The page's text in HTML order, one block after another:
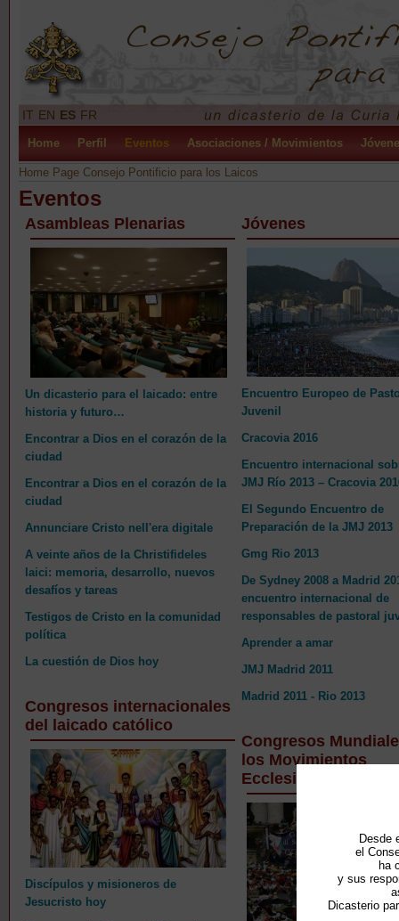
IT EN ES FR
Home Perfil Eventos Asociaciones / Movimientos
Home Page Consejo Pontificio para los Laicos
Eventos
Asambleas Plenarias
Un dicasterio para el laicado: entre
historia y futuro…
­­­­­­­­Encontrar a Dios en el corazón de la
ciudad
Encontrar a Dios en el corazón de la
ciudad
Annunciare Cristo nell'era digitale
A veinte años de la Christifideles
laici: memoria, desarrollo, nuevos
desafíos y tareas
Testigos de Cristo en la comunidad
política
La cuestión de Dios hoy
Congresos internacionales
del laicado católico
Discípulos y misioneros de
Jesucristo hoy
Jóvenes
Encuentro Europeo de
Juvenil
Cracovia 2016
Encuentro internacional
JMJ Río 2013 – Cracovia
El Segundo Encuentro de
Preparación de la JMJ 2013
Gmg Rio 2013
De Sydney 2008 a Madrid
encuentro internacional de
responsables de pastoral
Aprender a amar
JMJ Madrid 2011
Madrid 2011 - Rio 2013
Congresos
los Movimientos
Ecclesiales
Desde
el
ha
y sus
Dicasterio